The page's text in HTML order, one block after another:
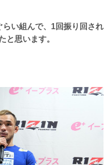
い組んで、1回振り回され
と思います。